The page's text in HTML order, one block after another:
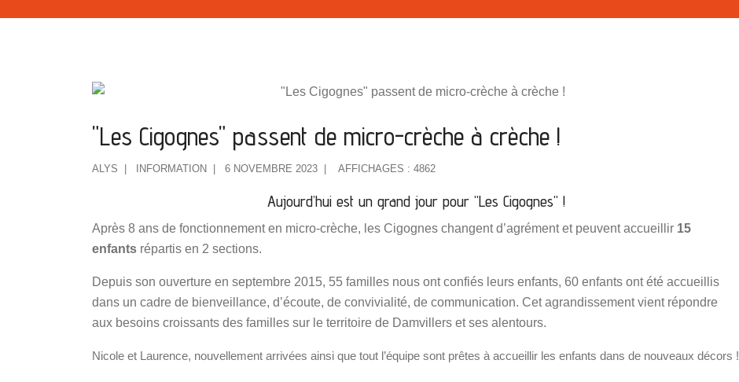
"Les Cigognes" passent de micro-crèche à crèche !
ALYS INFORMATION 6 NOVEMBRE 2023 AFFICHAGES : 4862
Aujourd’hui est un grand jour pour "Les Cigognes" !
Après 8 ans de fonctionnement en micro-crèche, les Cigognes changent d’agrément et peuvent accueillir 15
enfants répartis en 2 sections.
Depuis son ouverture en septembre 2015, 55 familles nous ont confiés leurs enfants, 60 enfants ont été accueillis
dans un cadre de bienveillance, d’écoute, de convivialité, de communication. Cet agrandissement vient répondre
aux besoins croissants des familles sur le territoire de Damvillers et ses alentours.
Nicole et Laurence, nouvellement arrivées ainsi que tout l’équipe sont prêtes à accueillir les enfants dans de nouveaux décors !